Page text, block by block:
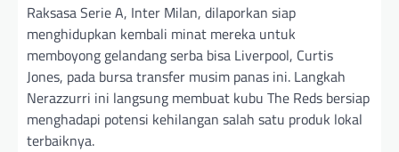
Raksasa Serie A, Inter Milan, dilaporkan siap
menghidupkan kembali minat mereka untuk
memboyong gelandang serba bisa Liverpool, Curtis
Jones, pada bursa transfer musim panas ini. Langkah
Nerazzurri ini langsung membuat kubu The Reds bersiap
menghadapi potensi kehilangan salah satu produk lokal
terbaiknya.